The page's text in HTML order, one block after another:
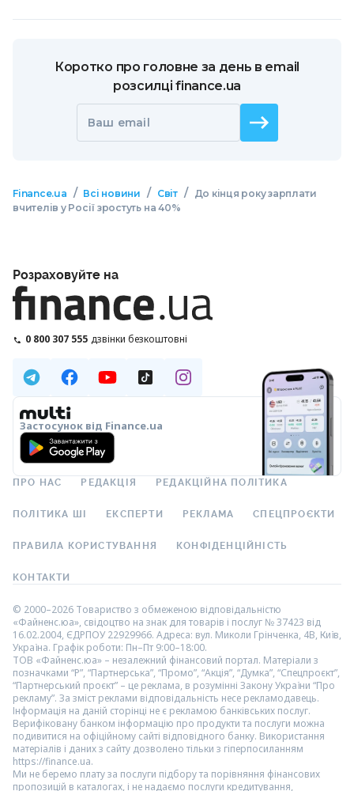
Коротко про головне за день в email
розсилці finance.ua
Ваш email
Finance.ua / Всі новини / Світ /
До кінця року зарплати
вчителів у Росії зростуть на 40%
Розраховуйте на
0 800 307 555 дзвінки безкоштовні
Застосунок від Finance.ua
ПРО НАС РЕДАКЦІЯ РЕДАКЦІЙНА ПОЛІТИКА
ПОЛІТИКА ШІ ЕКСПЕРТИ РЕКЛАМА СПЕЦПРОЄКТИ
ПРАВИЛА КОРИСТУВАННЯ КОНФІДЕНЦІЙНІСТЬ
КОНТАКТИ
© 2000–2026 Товариство з обмеженою відповідальністю
«Файненс.юа», свідоцтво на знак для товарів і послуг № 37423 від
16.02.2004, ЄДРПОУ 22929966. Адреса: вул. Миколи Грінченка, 4В, Київ,
Україна. Графік роботи: Пн–Пт 9:00–18:00.
ТОВ «Файненс.юа» – незалежний фінансовий портал. Матеріали з
позначками “Р”, “Партнерська”, “Промо”, “Акція”, “Думка”, “Спецпроєкт”,
“Партнерський проєкт” – це реклама, в розумінні Закону України “Про
рекламу”. За зміст реклами відповідальність несе рекламодавець.
Інформація на даній сторінці не є рекламою банківських послуг.
Верифіковану банком інформацію про продукти та послуги можна
подивитися на офіційному сайті відповідного банку. Використання
матеріалів і даних з сайту дозволено тільки з гіперпосиланням
https://finance.ua.
Ми не беремо плату за послуги підбору та порівняння фінансових
пропозицій в каталогах, і не надаємо послуги кредитування,